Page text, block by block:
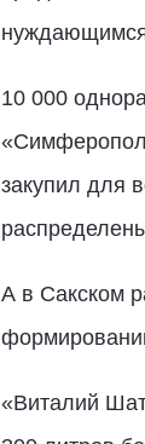
10 000
закупил для
А в Сакском
«Виталий